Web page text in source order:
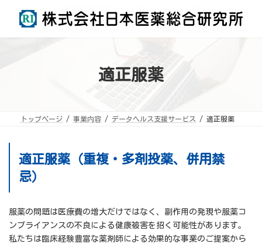
ツ
シ
適正服薬
トップページ 事業内容 データヘルス支援サービス 適正服薬
適正服薬（重複・多剤投薬、併用禁
忌）
服薬の問題は医療費の増大だけではなく、副作用の発現や服薬コ
ンプライアンスの不良による健康被害を招く可能性があります。
私たちは臨床経験豊富な薬剤師による効果的な事業のご提案から